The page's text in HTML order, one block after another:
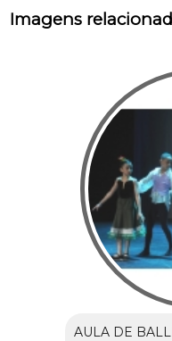
Imagens
AULA DE